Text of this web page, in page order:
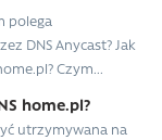
polega
DNS Anycast? Jak
Czym...
home.pl?
utrzymywana na